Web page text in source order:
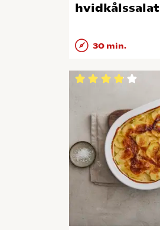
hvidkålssalat
30 min.